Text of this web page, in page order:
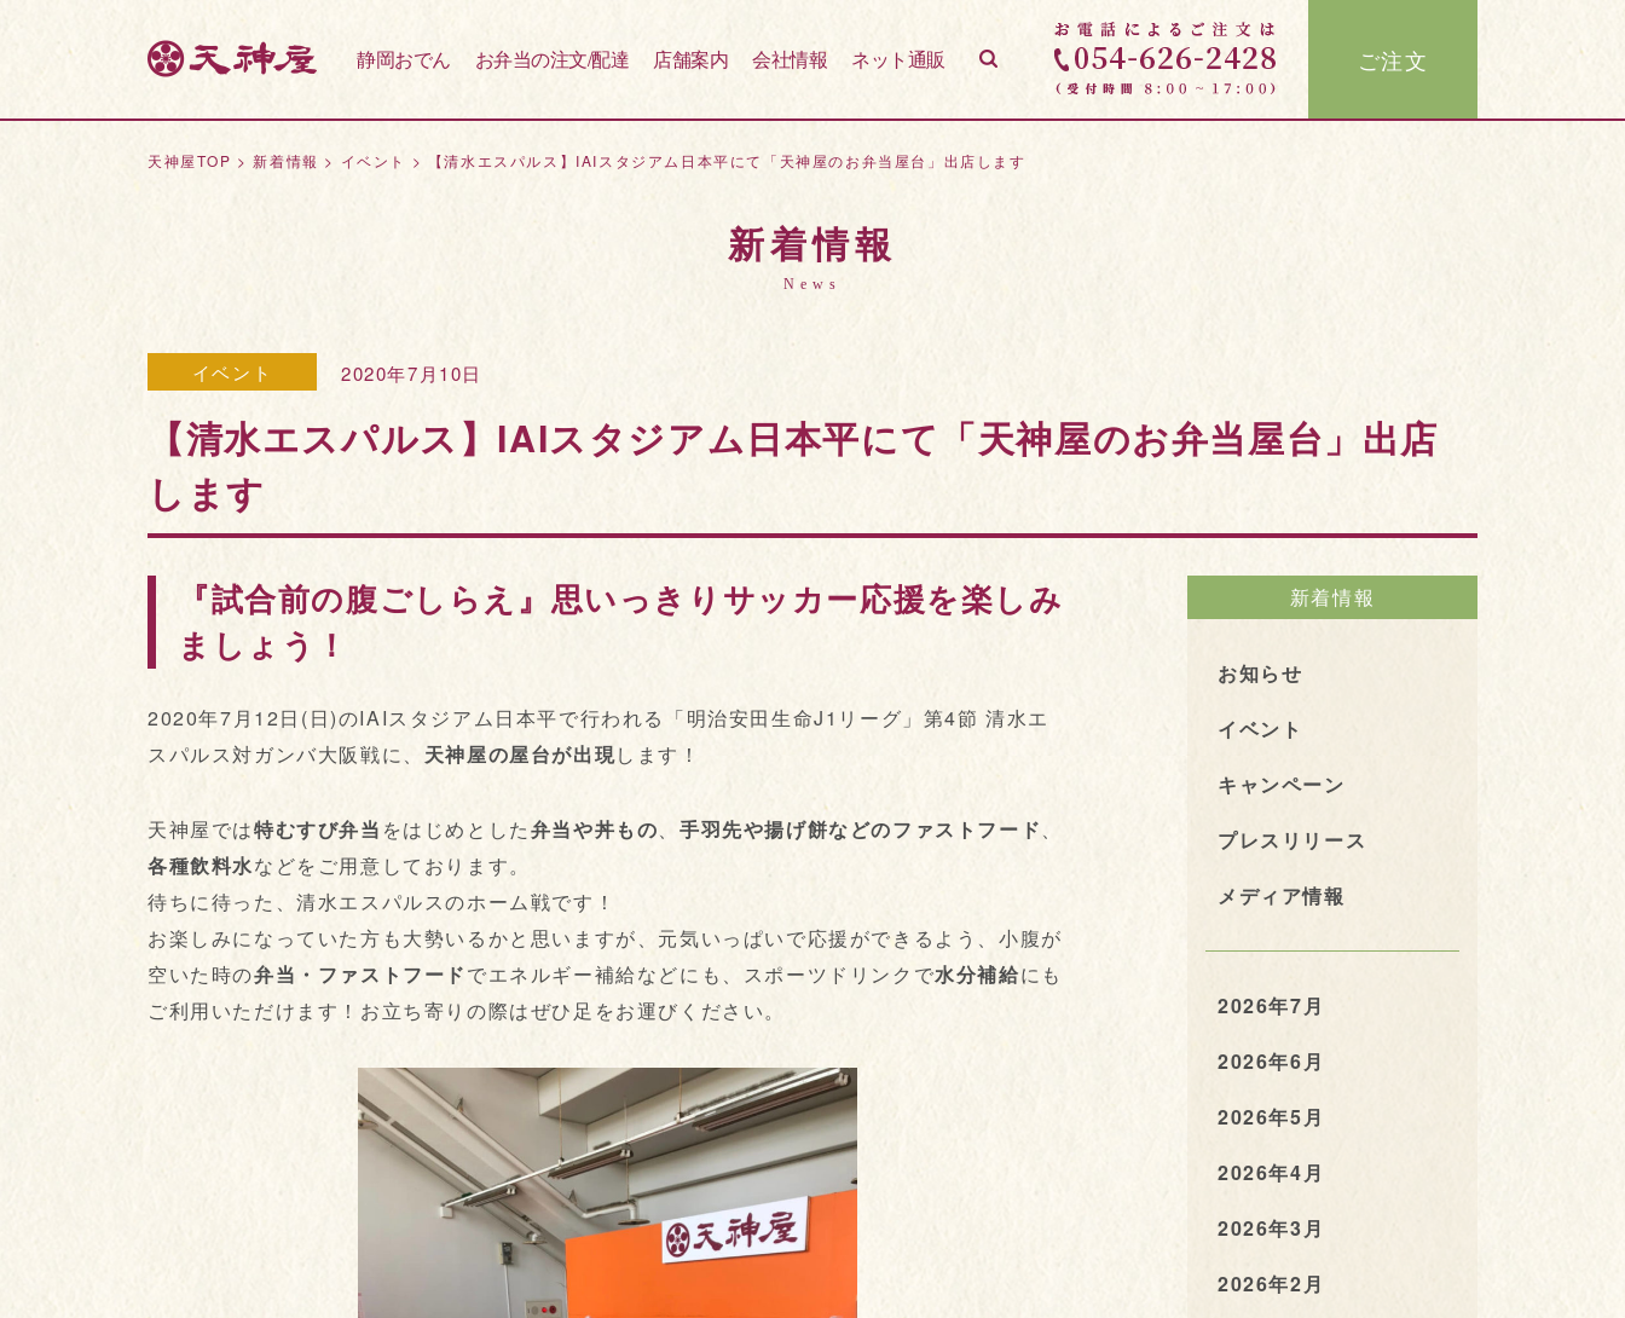
静岡おでん お弁当の注文/配達 店舗案内 会社情報 ネット通販 ご注文
天神屋TOP >新着情報 > イベント > 【清水エスパルス】IAIスタジアム日本平にて「天神屋のお弁当屋台」出店します
新着情報
News
イベント 2020年7月10日
【清水エスパルス】IAIスタジアム日本平にて「天神屋のお弁当屋台」出店
します
『試合前の腹ごしらえ』思いっきりサッカー応援を楽しみ
ましょう！
2020年7月12日(日)のIAIスタジアム日本平で行われる「明治安田生命J1リーグ」第4節 清水エ
スパルス対ガンバ大阪戦に、 天神屋の屋台が出現します！
天神屋では特むすび弁当 をはじめとした弁当や丼もの、手羽先や揚げ餅などのファストフード、
各種飲料水などをご用意しております。
待ちに待った、清水エスパルスのホーム戦です！
お楽しみになっていた方も大勢いるかと思いますが、元気いっぱいで応援ができるよう、小腹が
空いた時の弁当・ファストフードでエネルギー補給などにも、スポーツドリンクで水分補給にも
ご利用いただけます！お立ち寄りの際はぜひ足をお運びください。
新着情報
お知らせ
イベント
キャンペーン
プレスリリース
メディア情報
2026年7月
2026年6月
2026年5月
2026年4月
2026年3月
2026年2月